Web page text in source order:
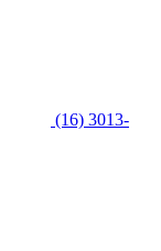
(16) 3013-